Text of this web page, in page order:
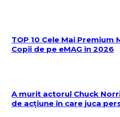
TOP 10 Cele Mai
Copii de pe eMAG in 2026
A murit actorul Chuck
de acțiune în care juca